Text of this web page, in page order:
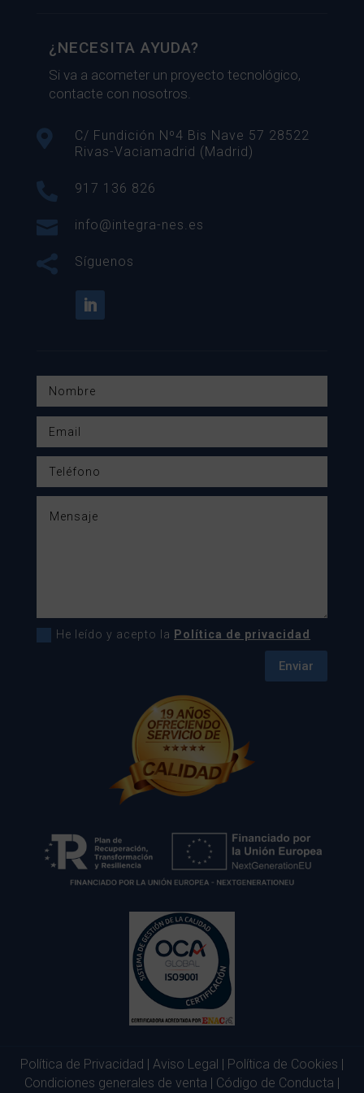
¿NECESITA AYUDA?
Si va a acometer un proyecto tecnológico,
contacte con nosotros.

C/ Fundición Nº4 Bis Nave 57 28522
Rivas-Vaciamadrid (Madrid)
 917 136 826
 info@integra-nes.es
 Síguenos
He leído y acepto la Política de privacidad
Enviar
Política de Privacidad | Aviso Legal | Política de Cookies |
Condiciones generales de venta | Código de Conducta |